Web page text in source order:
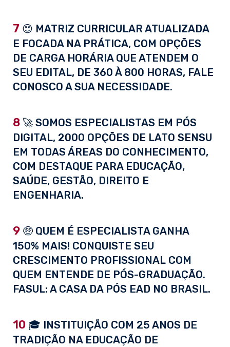
7 😍 MATRIZ CURRICULAR ATUALIZADA
E FOCADA NA PRÁTICA, COM OPÇÕES
DE CARGA HORÁRIA QUE ATENDEM O
SEU EDITAL, DE 360 À 800 HORAS, FALE
CONOSCO A SUA NECESSIDADE.
8 🚀 SOMOS ESPECIALISTAS EM PÓS
DIGITAL, 2000 OPÇÕES DE LATO SENSU
EM TODAS ÁREAS DO CONHECIMENTO,
COM DESTAQUE PARA EDUCAÇÃO,
SAÚDE, GESTÃO, DIREITO E
ENGENHARIA.
9 🤑 QUEM É ESPECIALISTA GANHA
150% MAIS! CONQUISTE SEU
CRESCIMENTO PROFISSIONAL COM
QUEM ENTENDE DE PÓS-GRADUAÇÃO.
FASUL: A CASA DA PÓS EAD NO BRASIL.
10 🎓 INSTITUIÇÃO COM 25 ANOS DE
TRADIÇÃO NA EDUCAÇÃO DE